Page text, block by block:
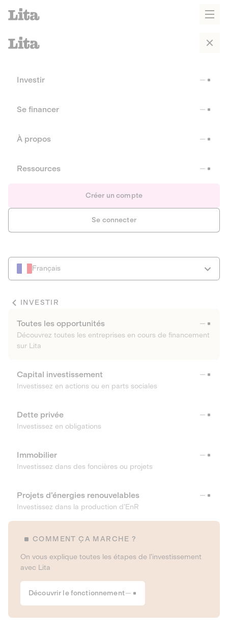
Investir
Se financer
À propos
Ressources
Créer un compte
Se connecter
Français
INVESTIR
Toutes les opportunités
Découvrez toutes les entreprises en cours de financement
sur Lita
Capital investissement
Investissez en actions ou en parts sociales
Dette privée
Investissez en obligations
Immobilier
Investissez dans des foncières ou projets
Projets d’énergies renouvelables
Investissez dans la production d’EnR
COMMENT ÇA MARCHE ?
On vous explique toutes les étapes de l’investissement
avec Lita
Découvrir le fonctionnement